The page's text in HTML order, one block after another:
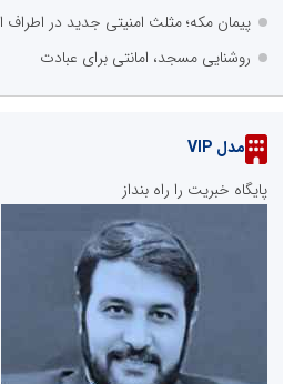
پیمان مکه؛ مثلث امنیتی جدید در اطراف
روشنایی مسجد، امانتی برای عبادت
مدل VIP
پایگاه خبریت را راه بنداز